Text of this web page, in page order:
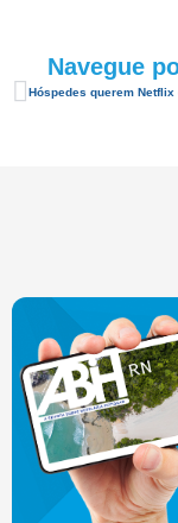
Navegue